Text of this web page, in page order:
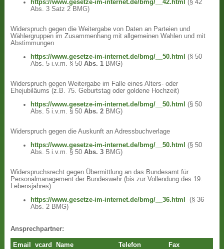
https://www.gesetze-im-internet.de/bmg/__42.html
(§ 42
Abs. 3 Satz 2 BMG)
Widerspruch gegen die Weitergabe von Daten an Parteien und
Wählergruppen im Zusammenhang mit allgemeinen Wahlen und mit
Abstimmungen
https://www.gesetze-im-internet.de/bmg/__50.html
(§ 50
Abs. 5 i.v.m. § 50Abs. 1 BMG)
Widerspruch gegen Weitergabe im Falle eines Alters- oder
Ehejubiläums (z.B. 75. Geburtstag oder goldene Hochzeit)
https://www.gesetze-im-internet.de/bmg/__50.html
(§ 50
Abs. 5 i.v.m. § 50Abs. 2 BMG)
Widerspruch gegen die Auskunft an Adressbuchverlage
https://www.gesetze-im-internet.de/bmg/__50.html
(§ 50
Abs. 5 i.v.m. § 50Abs. 3 BMG)
Widerspruchsrecht gegen Übermittlung an das Bundesamt für
Personalmanagement der Bundeswehr (bis zur Vollendung des 19.
Lebensjahres)
https://www.gesetze-im-internet.de/bmg/__36.html
(§ 36
Abs. 2 BMG)
Ansprechpartner:
Email vcard Name Telefon Fax